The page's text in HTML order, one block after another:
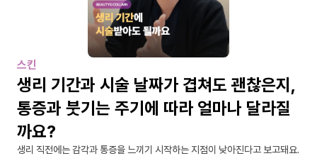
스킨
생리 기간과 시술 날짜가 겹쳐도 괜찮은지,
통증과 붓기는 주기에 따라 얼마나 달라질
까요?
생리 직전에는 감각과 통증을 느끼기 시작하는 지점이 낮아진다고 보고돼요.